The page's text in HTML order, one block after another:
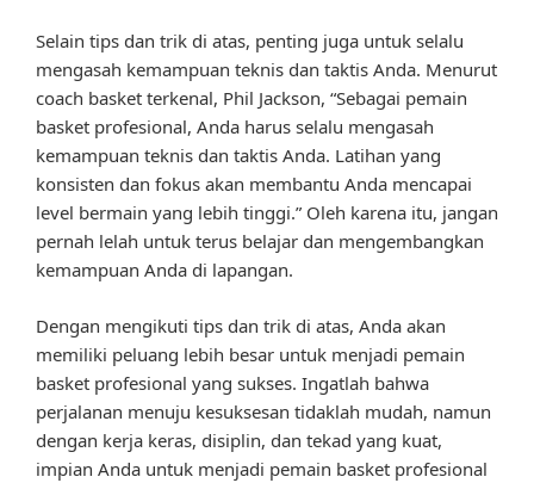
Selain tips dan trik di atas, penting juga untuk selalu
mengasah kemampuan teknis dan taktis Anda. Menurut
coach basket terkenal, Phil Jackson, “Sebagai pemain
basket profesional, Anda harus selalu mengasah
kemampuan teknis dan taktis Anda. Latihan yang
konsisten dan fokus akan membantu Anda mencapai
level bermain yang lebih tinggi.” Oleh karena itu, jangan
pernah lelah untuk terus belajar dan mengembangkan
kemampuan Anda di lapangan.
Dengan mengikuti tips dan trik di atas, Anda akan
memiliki peluang lebih besar untuk menjadi pemain
basket profesional yang sukses. Ingatlah bahwa
perjalanan menuju kesuksesan tidaklah mudah, namun
dengan kerja keras, disiplin, dan tekad yang kuat,
impian Anda untuk menjadi pemain basket profesional